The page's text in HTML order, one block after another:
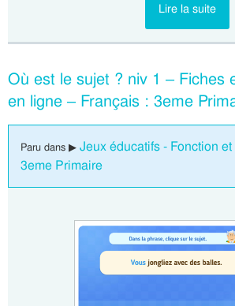
Lire la suite
Où est le sujet ? niv 1 – Fiches
en ligne – Français : 3eme
Paru dans ▶ Jeux éducatifs - Fonction
3eme Primaire